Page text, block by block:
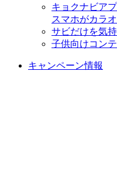
キョクナビアプ
スマホがカラ
サビだけを気
子供向けコン
キャンペーン情報